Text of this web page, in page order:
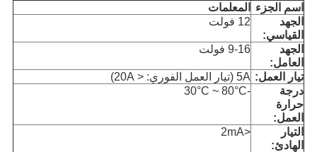
اسم الجزء
المعلمات
الجهد
القياسي:
12 فولت
الجهد
العامل:
9-16 فولت
تيار العمل: 5A (تيار العمل الفوري: < 20A)
درجة
حرارة
العمل:
-30°C ~ 80°C
التيار
الهادئ:
<2mA